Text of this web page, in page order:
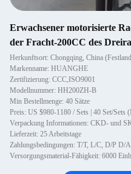
Erwachsener motorisierte
der Fracht-200CC des
Herkunftsort: Chongqing, China
Markenname: HUANGHE
Zertifizierung: CCC,ISO9001
Modellnummer: HH200ZH-B
Min Bestellmenge: 40 Sätze
Preis: US $980-1180 / Sets | 40 Set/Sets
Verpackung Informationen: CKD- und
Lieferzeit: 25 Arbeitstage
Zahlungsbedingungen: T/T, L/C, D/P D/
Versorgungsmaterial-Fähigkeit: 6000